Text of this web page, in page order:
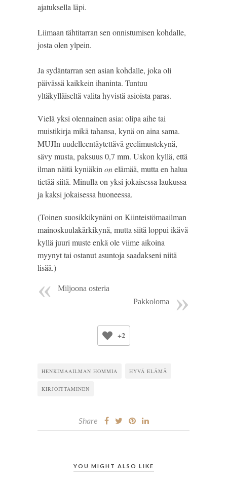
ajatuksella läpi.
Liimaan tähtitarran sen onnistumisen kohdalle,
josta olen ylpein.
Ja sydäntarran sen asian kohdalle, joka oli
päivässä kaikkein ihaninta. Tuntuu
yltäkylläiseltä valita hyvistä asioista paras.
Vielä yksi olennainen asia: olipa aihe tai
muistikirja mikä tahansa, kynä on aina sama.
MUJIn uudelleentäytettävä geelimustekynä,
sävy musta, paksuus 0,7 mm. Uskon kyllä, että
ilman näitä kyniäkin on elämää, mutta en halua
tietää siitä. Minulla on yksi jokaisessa laukussa
ja kaksi jokaisessa huoneessa.
(Toinen suosikkikynäni on Kiinteistömaailman
mainoskuulakärkikynä, mutta siitä loppui ikävä
kyllä juuri muste enkä ole viime aikoina
myynyt tai ostanut asuntoja saadakseni niitä
lisää.)
Miljoona osteria
Pakkoloma
+2
HENKIMAAILMAN HOMMIA HYVÄ ELÄMÄ
KIRJOITTAMINEN
Share
YOU MIGHT ALSO LIKE